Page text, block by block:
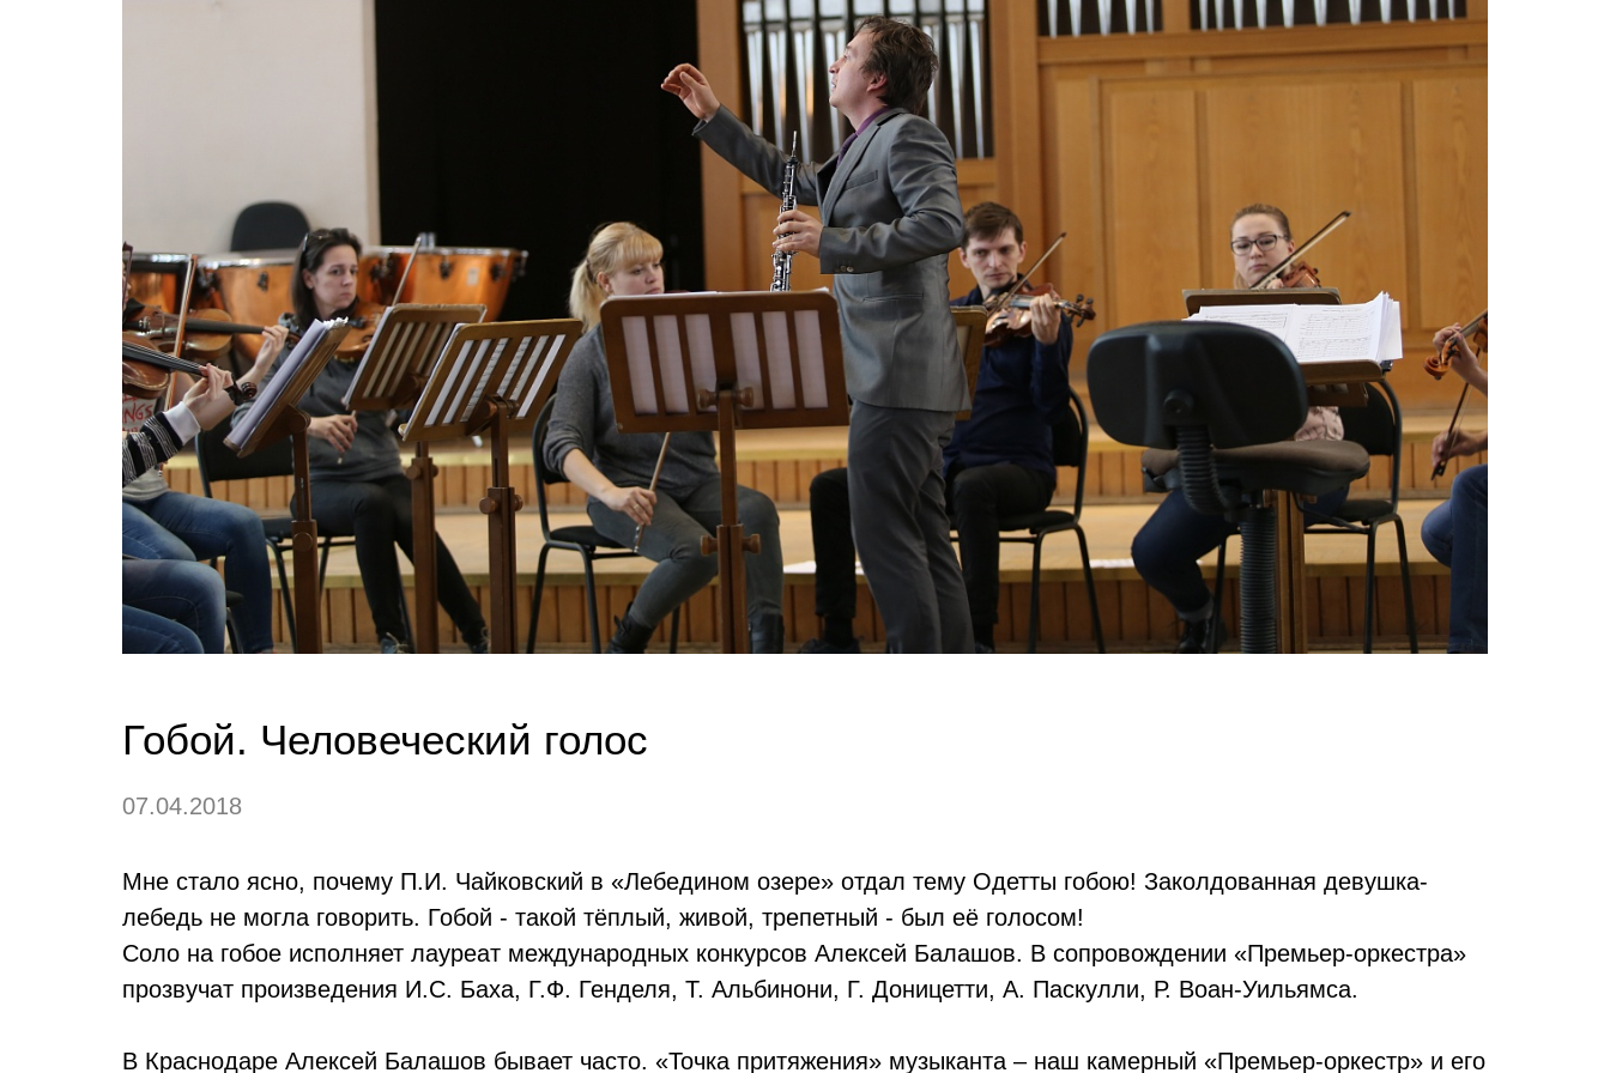
Гобой. Человеческий голос
07.04.2018
Мне стало ясно, почему П.И. Чайковский в «Лебедином озере» отдал тему Одетты гобою! Заколдованная девушка-
лебедь не могла говорить. Гобой - такой тёплый, живой, трепетный - был её голосом!
Соло на гобое исполняет лауреат международных конкурсов Алексей Балашов. В сопровождении «Премьер-оркестра»
прозвучат произведения И.С. Баха, Г.Ф. Генделя, Т. Альбинони, Г. Доницетти, А. Паскулли, Р. Воан-Уильямса.
В Краснодаре Алексей Балашов бывает часто. «Точка притяжения» музыканта – наш камерный «Премьер-оркестр» и его